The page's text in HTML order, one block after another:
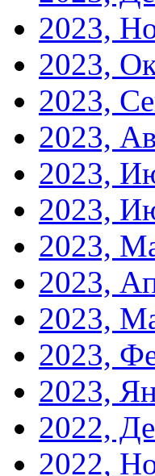
2023,
2023,
2023,
2023,
2023,
2023,
2023,
2023,
2023,
2023,
2023,
2022,
2022,